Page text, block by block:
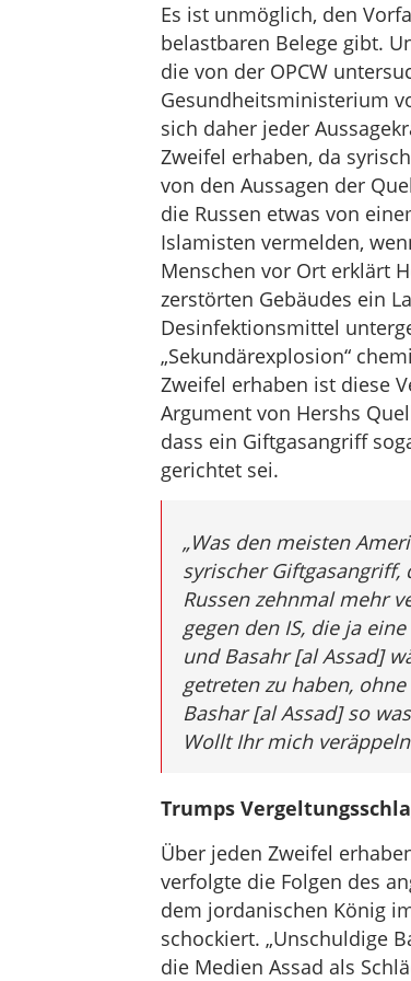
Es ist unmöglich, den
belastbaren Belege gibt.
die von der OPCW
Gesundheitsministerium
sich daher jeder
Zweifel erhaben, da
von den Aussagen der
die Russen etwas von
Islamisten vermelden,
Menschen vor Ort erklärt
zerstörten Gebäudes ein
Desinfektionsmittel
„Sekundärexplosion“
Zweifel erhaben ist diese
Argument von Hershs
dass ein Giftgasangriff
gerichtet sei.
„Was den meisten
syrischer Giftgasangriff,
Russen zehnmal mehr
gegen den IS, die ja
und Basahr [al Assad]
getreten zu haben,
Bashar [al Assad] so
Wollt Ihr mich
Trumps
Über jeden Zweifel
verfolgte die Folgen des
dem jordanischen König
schockiert. „Unschuldige
die Medien Assad als